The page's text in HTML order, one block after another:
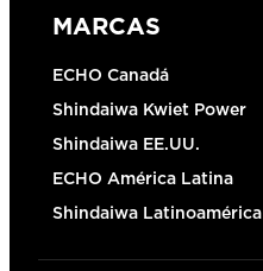
MARCAS
ECHO Canadá
Shindaiwa Kwiet Power
Shindaiwa EE.UU.
ECHO América Latina
Shindaiwa Latinoamérica